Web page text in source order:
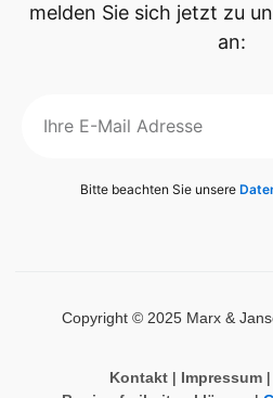
melden Sie sich jetzt zu
an:
Bitte beachten Sie unsere
Copyright © 2025 Marx &
Kontakt| Impressum|